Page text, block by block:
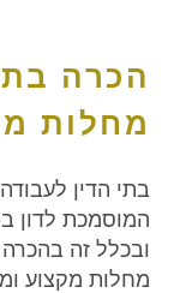
הכרה
מחלות
בתי הדין
המוסמכת לדון
ובכלל זה
מחלות מקצוע